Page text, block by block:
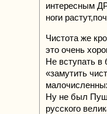
интересным
ноги
Чистота же
это очень
Не вступать в
«замутить
Ну не был
русского